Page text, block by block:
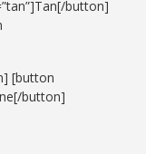
button]
[button
button]